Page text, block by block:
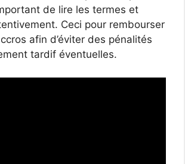
de lire les termes et
Ceci pour rembourser
afin d’éviter des pénalités
tardif éventuelles.